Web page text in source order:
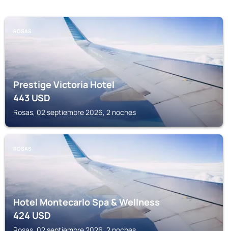
ROSAS
Prestige Victoria Hotel
443USD
Rosas, 02 septiembre 2026, 2 noches
ROSAS
Hotel Montecarlo Spa & Wellness
424USD